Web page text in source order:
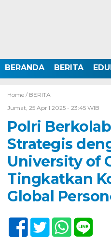
BERANDA BERITA
Home / BERITA
Jumat, 25 April 2025 - 23:45 WIB
Polri
Strategis
University of
Tingkatkan
Global